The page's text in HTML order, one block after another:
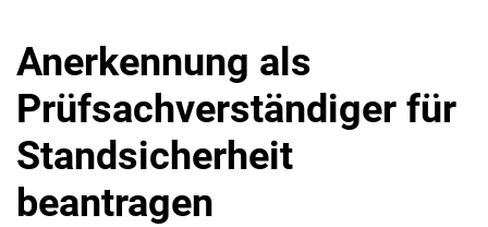
Anerkennung als
Prüfsachverständiger für
Standsicherheit
beantragen